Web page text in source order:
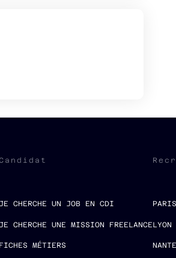
JE CHERCHE UN JOB EN CDI
JE CHERCHE UNE MISSION FREELANCE
FICHES MÉTIERS
PARIS
LYON